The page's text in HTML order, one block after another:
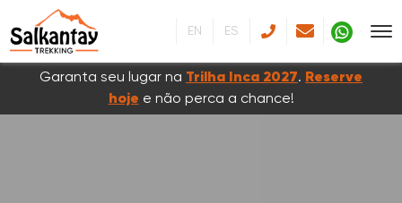
Garanta seu lugar na Trilha Inca 2027. Reserve
hoje e não perca a chance!
EN ES